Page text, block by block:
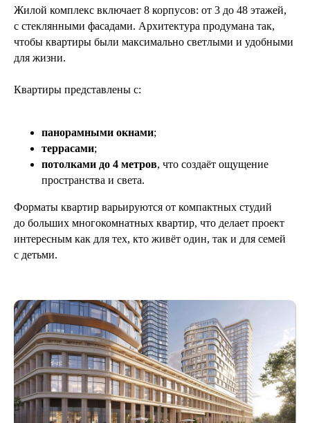
Жилой комплекс включает 8 корпусов: от 3 до 48 этажей,
с стеклянными фасадами. Архитектура продумана так,
чтобы квартиры были максимально светлыми и удобными
для жизни.
Квартиры представлены с:
панорамными окнами;
террасами;
потолками до 4 метров, что создаёт ощущение
пространства и света.
Форматы квартир варьируются от компактных студий
до больших многокомнатных квартир, что делает проект
интересным как для тех, кто живёт один, так и для семей
с детьми.